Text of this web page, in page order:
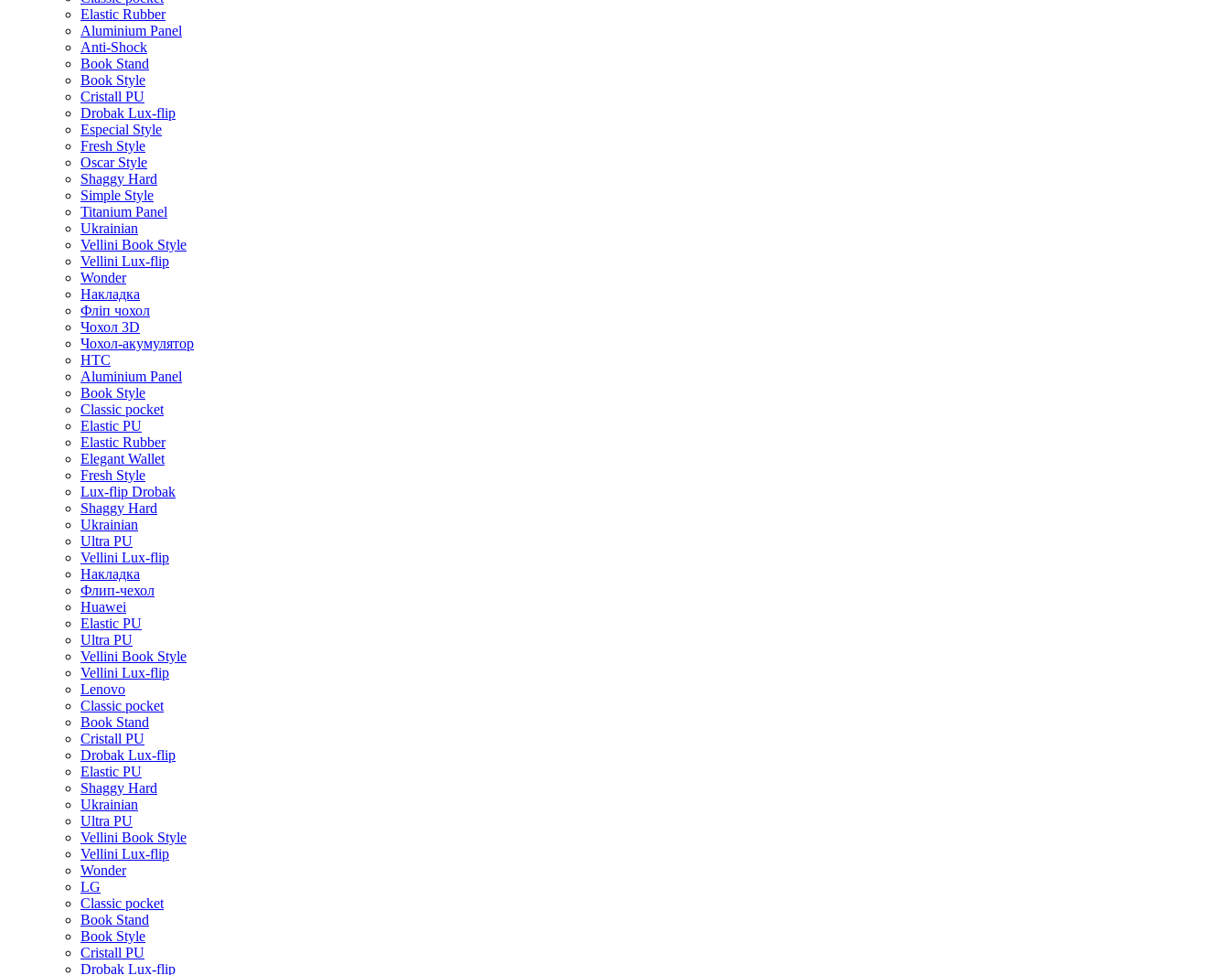
Elastic Rubber
Aluminium Panel
Anti-Shock
Book Stand
Book Style
Cristall PU
Drobak Lux-flip
Especial Style
Fresh Style
Oscar Style
Shaggy Hard
Simple Style
Titanium Panel
Ukrainian
Vellini Book Style
Vellini Lux-flip
Wonder
Накладка
Фліп чохол
Чохол 3D
Чохол-акумулятор
HTC
Aluminium Panel
Book Style
Classic pocket
Elastic PU
Elastic Rubber
Elegant Wallet
Fresh Style
Lux-flip Drobak
Shaggy Hard
Ukrainian
Ultra PU
Vellini Lux-flip
Накладка
Флип-чехол
Huawei
Elastic PU
Ultra PU
Vellini Book Style
Vellini Lux-flip
Lenovo
Classic pocket
Book Stand
Cristall PU
Drobak Lux-flip
Elastic PU
Shaggy Hard
Ukrainian
Ultra PU
Vellini Book Style
Vellini Lux-flip
Wonder
LG
Classic pocket
Book Stand
Book Style
Cristall PU
Drobak Lux-flip